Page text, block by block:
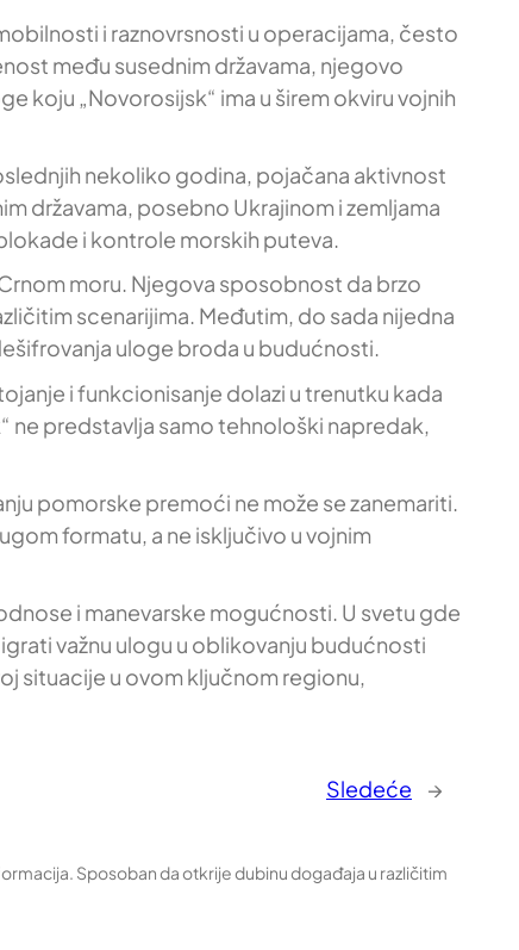
i raznovrsnosti u operacijama, često
među susednim državama, njegovo
koju „Novorosijsk“ ima u širem okviru vojnih
nekoliko godina, pojačana aktivnost
državama, posebno Ukrajinom i zemljama
i kontrole morskih puteva.
moru. Njegova sposobnost da brzo
scenarijima. Međutim, do sada nijedna
uloge broda u budućnosti.
i funkcionisanje dolazi u trenutku kada
ne predstavlja samo tehnološki napredak,
pomorske premoći ne može se zanemariti.
formatu, a ne isključivo u vojnim
i manevarske mogućnosti. U svetu gde
važnu ulogu u oblikovanju budućnosti
situacije u ovom ključnom regionu,
Sledeće →
Sposoban da otkrije dubinu događaja u različitim